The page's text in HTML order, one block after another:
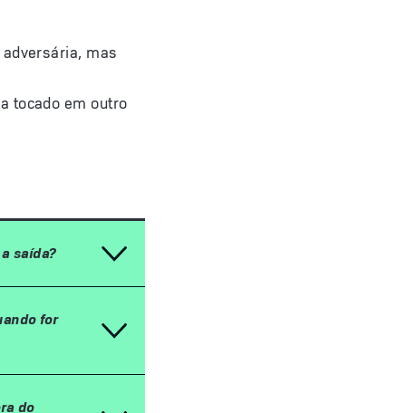
mas
tocado em outro
saída?
for
do